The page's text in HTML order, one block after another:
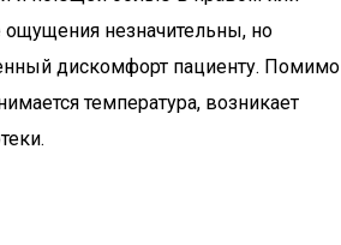
незначительны, но
дискомфорт пациенту. Помимо
температура, возникает